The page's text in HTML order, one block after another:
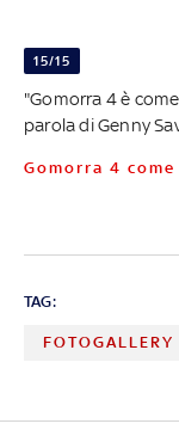
15/15
"Gomorra 4 è
parola di Genny
Gomorra 4
TAG:
FOTOGALLERY